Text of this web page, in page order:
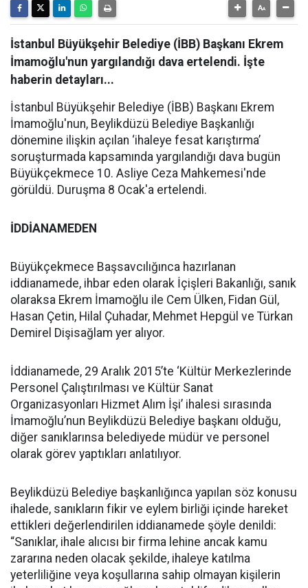
İstanbul Büyükşehir Belediye (İBB) Başkanı Ekrem
İmamoğlu'nun yargılandığı dava ertelendi. İşte
haberin detayları...
İstanbul Büyükşehir Belediye (İBB) Başkanı Ekrem
İmamoğlu'nun, Beylikdüzü Belediye Başkanlığı
dönemine ilişkin açılan ‘ihaleye fesat karıştırma’
soruşturmada kapsamında yargılandığı dava bugün
Büyükçekmece 10. Asliye Ceza Mahkemesi'nde
görüldü. Duruşma 8 Ocak'a ertelendi.
İDDİANAMEDEN
Büyükçekmece Başsavcılığınca hazırlanan
iddianamede, ihbar eden olarak İçişleri Bakanlığı, sanık
olaraksa Ekrem İmamoğlu ile Cem Ülken, Fidan Gül,
Hasan Çetin, Hilal Çuhadar, Mehmet Hepgül ve Türkan
Demirel Dişisağlam yer alıyor.
İddianamede, 29 Aralık 2015’te ‘Kültür Merkezlerinde
Personel Çalıştırılması ve Kültür Sanat
Organizasyonları Hizmet Alım İşi’ ihalesi sırasında
İmamoğlu’nun Beylikdüzü Belediye başkanı olduğu,
diğer sanıklarınsa belediyede müdür ve personel
olarak görev yaptıkları anlatılıyor.
Beylikdüzü Belediye başkanlığınca yapılan söz konusu
ihalede, sanıkların fikir ve eylem birliği içinde hareket
ettikleri değerlendirilen iddianamede şöyle denildi:
“Sanıklar, ihale alıcısı bir firma lehine ancak kamu
zararına neden olacak şekilde, ihaleye katılma
yeterliliğine veya koşullarına sahip olmayan kişilerin